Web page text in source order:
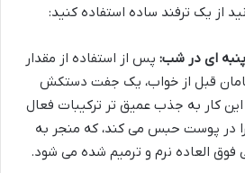
از یک ترفند ساده استفاده کنید:
ای در شب: پس از استفاده از مقدار
قبل از خواب، یک جفت دستکش
این کار به جذب عمیق تر ترکیبات فعال
در پوست حبس می کند، که منجر به
فوق العاده نرم و ترمیم شده می شود.